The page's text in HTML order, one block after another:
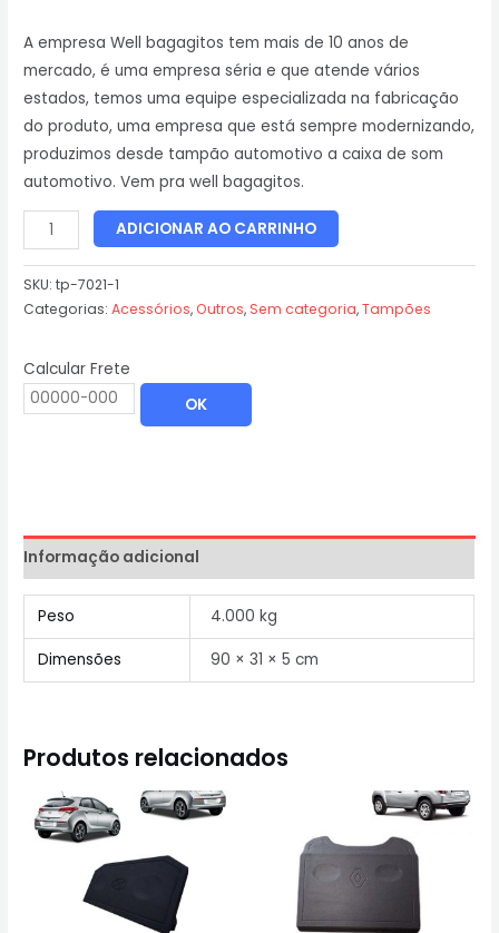
A empresa Well bagagitos tem mais de 10 anos de
mercado, é uma empresa séria e que atende vários
estados, temos uma equipe especializada na fabricação
do produto, uma empresa que está sempre modernizando,
produzimos desde tampão automotivo a caixa de som
automotivo. Vem pra well bagagitos.
ADICIONAR AO CARRINHO
SKU:tp-7021-1
Categorias:Acessórios,Outros, Sem categoria,Tampões
Calcular Frete
OK
Informação adicional
Peso 4.000 kg
Dimensões 90 × 31 × 5 cm
Produtos relacionados